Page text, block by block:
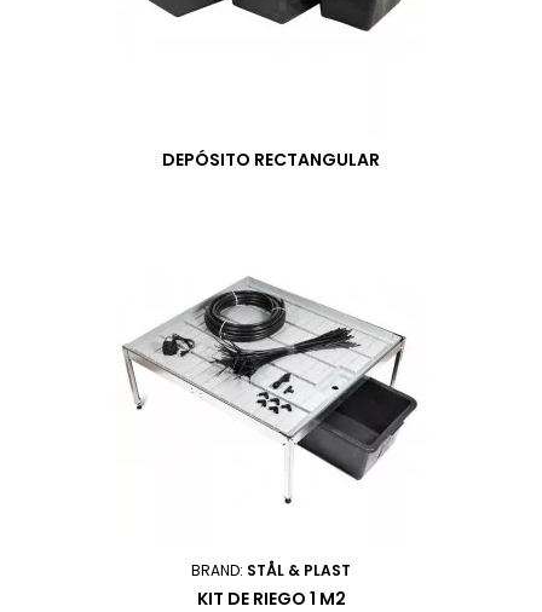
DEPÓSITO RECTANGULAR
BRAND: STÅL & PLAST
KIT DE RIEGO 1 M2